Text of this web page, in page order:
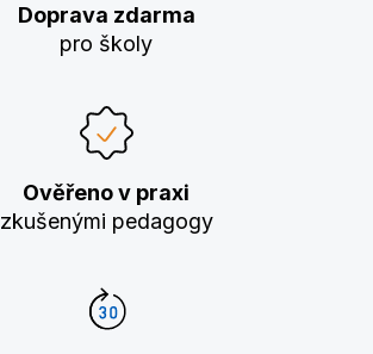
Doprava zdarma
pro školy
Ověřeno v praxi
zkušenými pedagogy